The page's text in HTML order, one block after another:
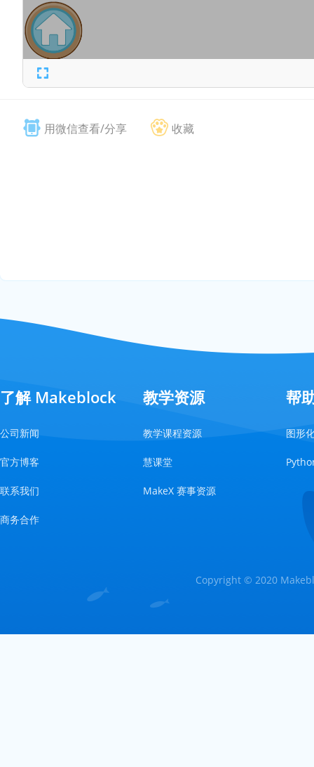
用微信查看/分享 收藏
了解 Makeblock
公司新闻
官方博客
联系我们
商务合作
教学资源
教学课程资源
慧课堂
MakeX 赛事资源
帮
图形
Copyright © 2020